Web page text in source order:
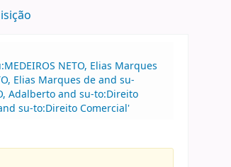
NETO, Elias Marques
Elias Marques de and su-
Adalberto and su-to:Direito
su-to:Direito Comercial'